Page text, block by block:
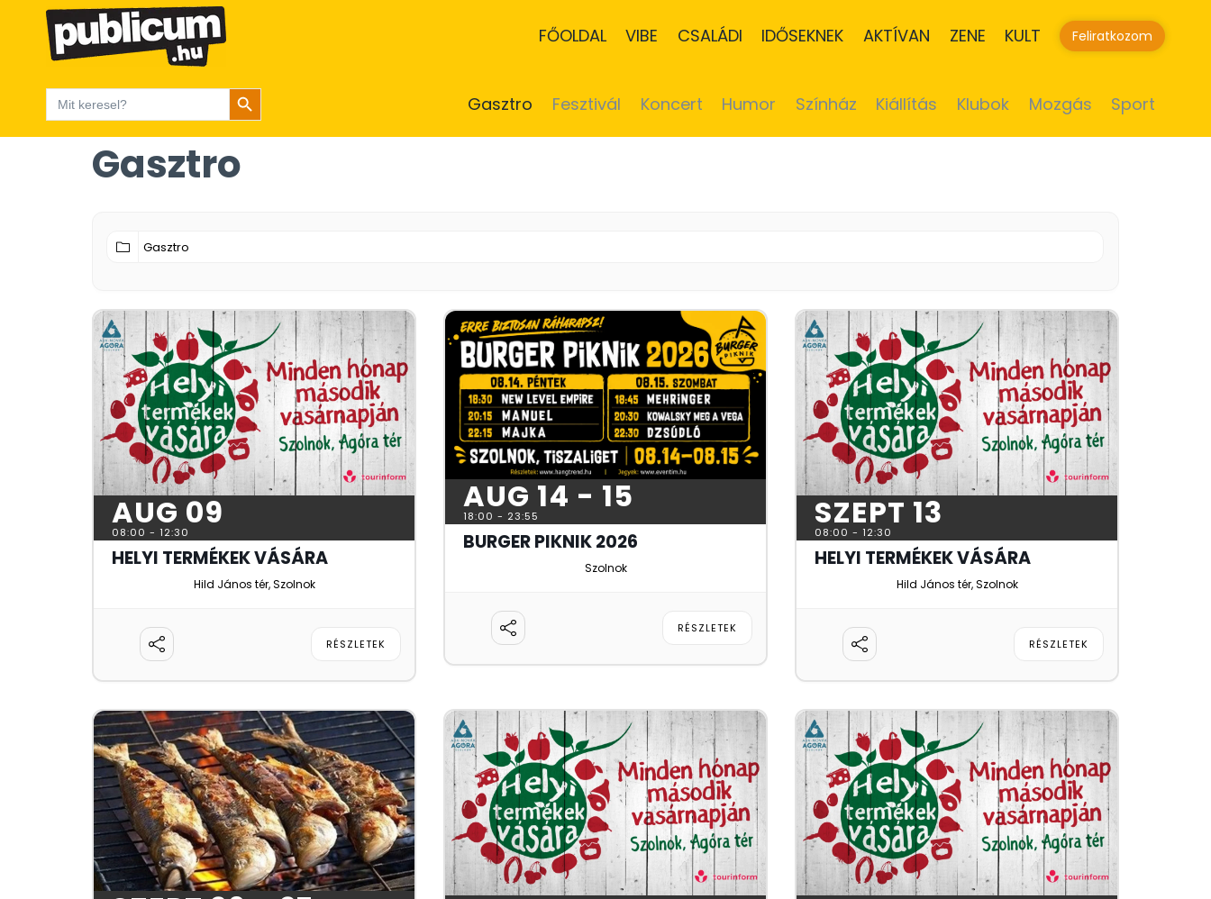
FŐOLDAL VIBE CSALÁDI IDŐSEKNEK AKTÍVAN ZENE KULT Feliratkozom
Search
for:
Search Button
Gasztro Fesztivál Koncert Humor Színház Kiállítás Klubok Mozgás Sport
Gasztro
AUG 09
08:00 - 12:30
HELYI TERMÉKEK VÁSÁRA
Hild János tér, Szolnok
RÉSZLETEK
AUG 14 - 15
18:00 - 23:55
BURGER PIKNIK 2026
Szolnok
RÉSZLETEK
SZEPT 13
08:00 - 12:30
HELYI TERMÉKEK VÁSÁRA
Hild János tér, Szolnok
RÉSZLETEK